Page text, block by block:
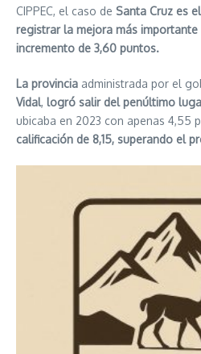
CIPPEC, el caso de Santa Cruz es
registrar la mejora más
incremento de 3,60 puntos.
La provincia administrada por el
Vidal, logró salir del penúltimo
ubicaba en 2023 con apenas 4,55
calificación de 8,15, superando el